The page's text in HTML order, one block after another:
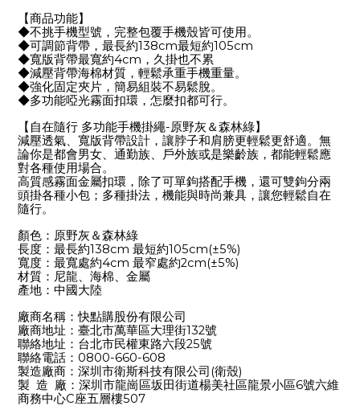
【商品功能】
◆不挑手機型號，完整包覆手機殼皆可使用。
◆可調節背帶，最長約138cm最短約105cm
◆寬版背帶最寬約4cm ，久掛也不累
◆減壓背帶海棉材質，輕鬆承重手機重量。
◆強化固定夾片，簡易組裝不易鬆脫。
◆多功能啞光霧面扣環，怎麼扣都可行。
【自在隨行 多功能手機掛繩-原野灰＆森林綠】
減壓透氣、寬版背帶設計，讓脖子和肩膀更輕鬆更舒適。無
論你是都會男女、通勤族、戶外族或是樂齡族，都能輕鬆應
對各種使用場合。
高質感霧面金屬扣環，除了可單鉤搭配手機，還可雙鉤分兩
頭掛各種小包；多種掛法，機能與時尚兼具，讓您輕鬆自在
隨行。
顏色：原野灰＆森林綠
長度：最長約138cm 最短約105cm(±5%)
寬度：最寬處約4cm 最窄處約2cm(±5%)
材質：尼龍、海棉、金屬
產地：中國大陸
廠商名稱：快點購股份有限公司
廠商地址：臺北市萬華區大理街132號
聯絡地址：台北市民權東路六段25號
聯絡電話： 0800-660-608
製造廠商：深圳市衛斯科技有限公司 (衛殼)
製 造 廠：深圳市龍崗區坂田街道楊美社區龍景小區6號六維
商務中心C座五層樓507